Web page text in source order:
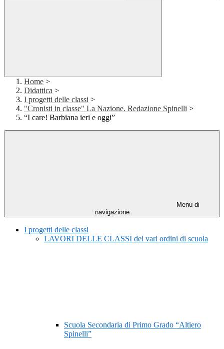
Home >
Didattica >
I progetti delle classi >
"Cronisti in classe" La Nazione. Redazione Spinelli >
“I care! Barbiana ieri e oggi”
Menu di
navigazione
I progetti delle classi
LAVORI DELLE CLASSI dei vari ordini di scuola
Scuola Secondaria di Primo Grado “Altiero
Spinelli”